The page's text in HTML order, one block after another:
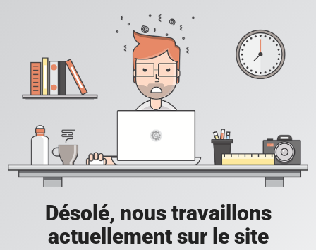
Désolé, nous travaillons
actuellement sur le site